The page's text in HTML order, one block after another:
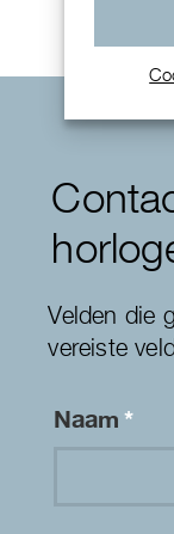
Velden die
vereiste
Naam*